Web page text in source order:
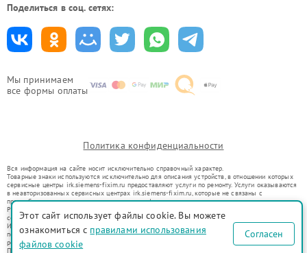
Мы принимаем
все формы оплаты
Поделиться в соц. сетях:
Политика конфиденциальности
Вся информация на сайте носит исключительно справочный характер.
Товарные знаки используются исключительно для описания устройств, в отношении которых
сервисные центры irk.siemens-fixim.ru предоставляют услуги по ремонту. Услуги оказываются
в неавторизованных сервисных центрах irk.siemens-fixim.ru, которые не связаны с
правообладателями товарных знаков или их официальными представителями.
Ремонт осуществляется для устройств, уже введенных в гражданский оборот в соответствии
со статьей 1487 ГК РФ.
Использование товарных знаков не преследует цели индивидуализации услуг или введения
потребителей в заблуждение, а служит для информирования о предоставляемых услугах по
ремонту техники указанных брендов.
Представленная на сайте информация не является публичной офертой, определяемой
Этот сайт использует файлы cookie. Вы можете
ознакомиться с правилами использования
файлов cookie
Согласен